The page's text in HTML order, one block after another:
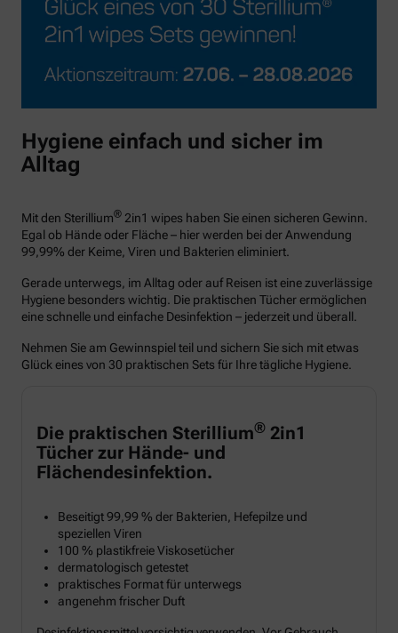
Hygiene einfach und sicher im
Alltag
Mit den Sterillium® 2in1 wipes haben Sie einen sicheren Gewinn.
Egal ob Hände oder Fläche – hier werden bei der Anwendung
99,99% der Keime, Viren und Bakterien eliminiert.
Gerade unterwegs, im Alltag oder auf Reisen ist eine zuverlässige
Hygiene besonders wichtig. Die praktischen Tücher ermöglichen
eine schnelle und einfache Desinfektion – jederzeit und überall.
Nehmen Sie am Gewinnspiel teil und sichern Sie sich mit etwas
Glück eines von 30 praktischen Sets für Ihre tägliche Hygiene.
Die praktischen Sterillium® 2in1
Tücher zur Hände- und
Flächendesinfektion.
Beseitigt 99,99 % der Bakterien, Hefepilze und
speziellen Viren
100 % plastikfreie Viskosetücher
dermatologisch getestet
praktisches Format für unterwegs
angenehm frischer Duft